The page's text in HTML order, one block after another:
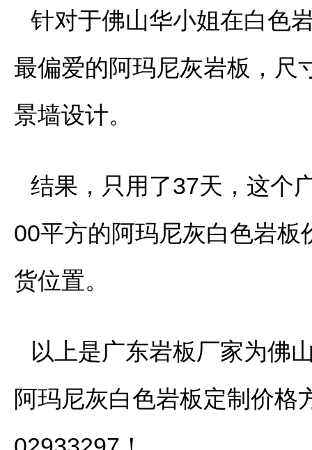
针对于佛山华小姐在白色
最偏爱的阿玛尼灰岩板，尺
景墙设计。
结果，只用了37天，这个
00平方的阿玛尼灰白色岩
货位置。
以上是广东岩板厂家为佛
阿玛尼灰白色岩板定制价格